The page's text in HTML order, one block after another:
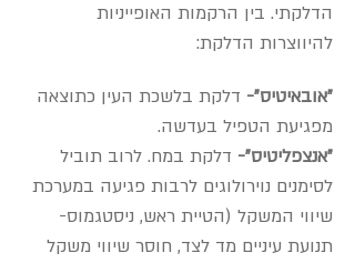
הדלקתי. בין הרקמות האופייניות
להיווצרות הדלקת:
"אובאיטיס"- דלקת בלשכת העין כתוצאה
מפגיעת הטפיל בעדשה.
"אנצפליטיס"- דלקת במח. לרוב תוביל
לסימנים נוירולוגים לרבות פגיעה במערכת
שיווי המשקל (הטיית ראש, ניסטגמוס-
תנועת עיניים מד לצד, חוסר שיווי משקל